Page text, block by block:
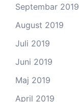
Septembar 2019
August 2019
Juli 2019
Juni 2019
Maj 2019
April 2019